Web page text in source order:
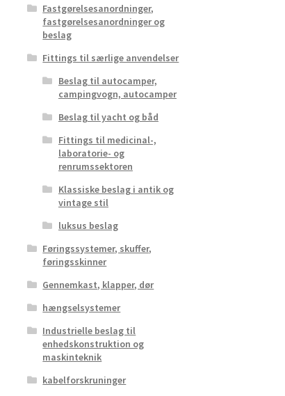
Fastgørelsesanordninger,
fastgørelsesanordninger og
beslag
Fittings til særlige anvendelser
Beslag til autocamper,
campingvogn, autocamper
Beslag til yacht og båd
Fittings til medicinal-,
laboratorie- og
renrumssektoren
Klassiske beslag i antik og
vintage stil
luksus beslag
Føringssystemer, skuffer,
føringsskinner
Gennemkast, klapper, dør
hængselsystemer
Industrielle beslag til
enhedskonstruktion og
maskinteknik
kabelforskruninger